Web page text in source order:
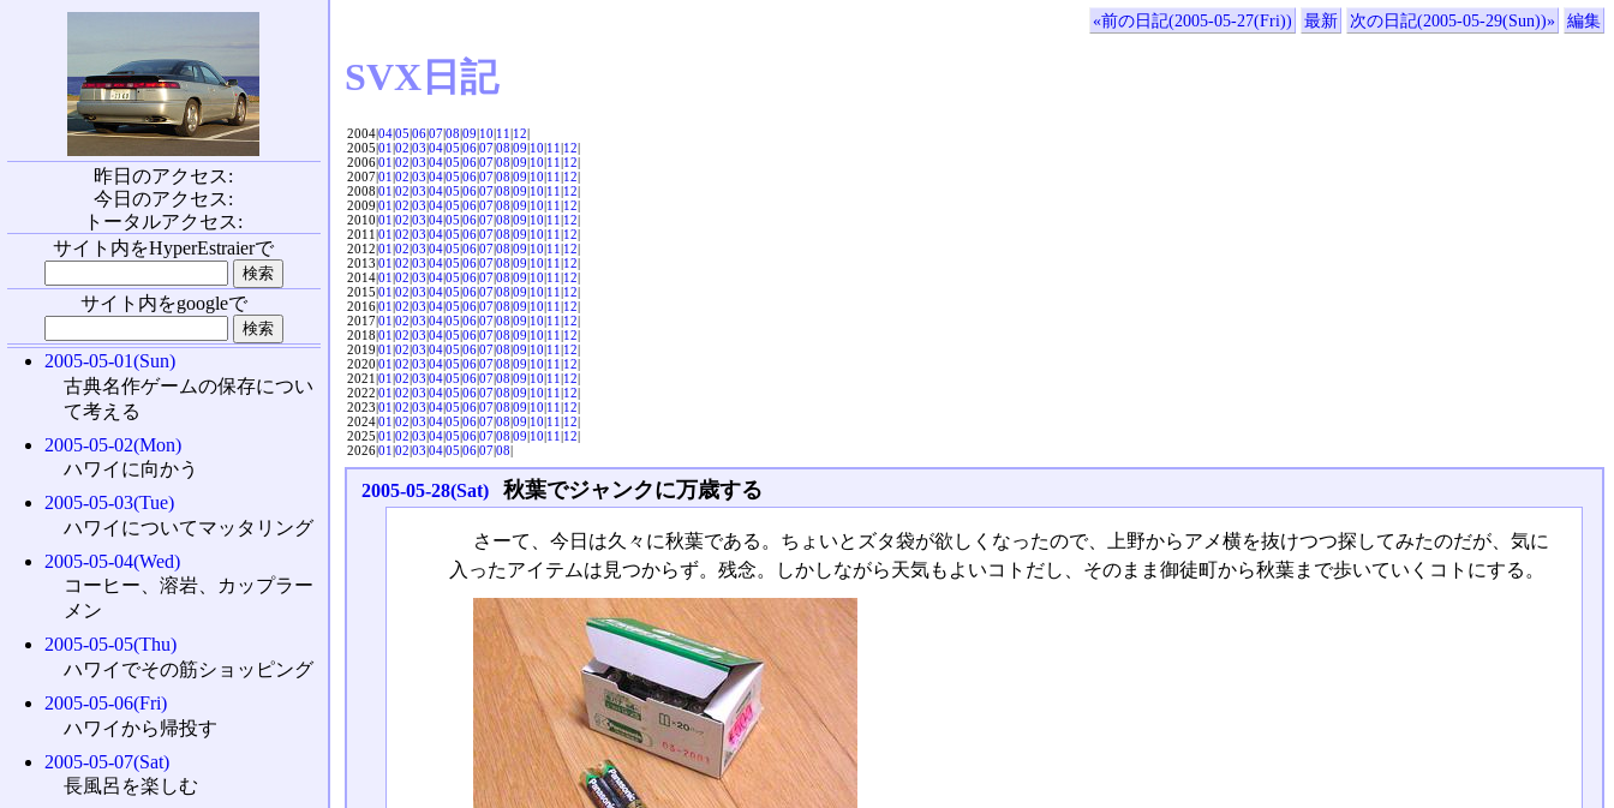
«前の日記(2005-05-27(Fri)) 最新 次の日記(2005-05-29(Sun))» 編集
SVX日記
2004|04|05|06|07|08|09|10|11|12|
2005|01|02|03|04|05|06|07|08|09|10|11|12|
2006|01|02|03|04|05|06|07|08|09|10|11|12|
2007|01|02|03|04|05|06|07|08|09|10|11|12|
2008|01|02|03|04|05|06|07|08|09|10|11|12|
2009|01|02|03|04|05|06|07|08|09|10|11|12|
2010|01|02|03|04|05|06|07|08|09|10|11|12|
2011|01|02|03|04|05|06|07|08|09|10|11|12|
2012|01|02|03|04|05|06|07|08|09|10|11|12|
2013|01|02|03|04|05|06|07|08|09|10|11|12|
2014|01|02|03|04|05|06|07|08|09|10|11|12|
2015|01|02|03|04|05|06|07|08|09|10|11|12|
2016|01|02|03|04|05|06|07|08|09|10|11|12|
2017|01|02|03|04|05|06|07|08|09|10|11|12|
2018|01|02|03|04|05|06|07|08|09|10|11|12|
2019|01|02|03|04|05|06|07|08|09|10|11|12|
2020|01|02|03|04|05|06|07|08|09|10|11|12|
2021|01|02|03|04|05|06|07|08|09|10|11|12|
2022|01|02|03|04|05|06|07|08|09|10|11|12|
2023|01|02|03|04|05|06|07|08|09|10|11|12|
2024|01|02|03|04|05|06|07|08|09|10|11|12|
2025|01|02|03|04|05|06|07|08|09|10|11|12|
2026|01|02|03|04|05|06|07|08|
2005-05-28(Sat) 秋葉でジャンクに万歳する
さーて、今日は久々に秋葉である。ちょいとズタ袋が欲しくなったので、上野からアメ横を抜けつつ探してみたのだが、気に
入ったアイテムは見つからず。残念。しかしながら天気もよいコトだし、そのまま御徒町から秋葉まで歩いていくコトにする。
昨日のアクセス:
今日のアクセス:
トータルアクセス:
サイト内をHyperEstraierで
サイト内をgoogleで
2005-05-01(Sun)
古典名作ゲームの保存につい
て考える
2005-05-02(Mon)
ハワイに向かう
2005-05-03(Tue)
ハワイについてマッタリング
2005-05-04(Wed)
コーヒー、溶岩、カップラー
メン
2005-05-05(Thu)
ハワイでその筋ショッピング
2005-05-06(Fri)
ハワイから帰投す
2005-05-07(Sat)
長風呂を楽しむ